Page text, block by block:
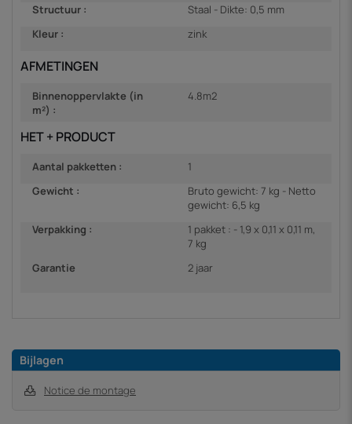
Structuur :
Staal - Dikte: 0,5 mm
Kleur :
zink
AFMETINGEN
Binnenoppervlakte (in
m²) :
4.8m2
HET + PRODUCT
Aantal pakketten :
1
Gewicht :
Bruto gewicht: 7 kg - Netto
gewicht: 6,5 kg
Verpakking :
1 pakket : - 1,9 x 0,11 x 0,11 m,
7 kg
Garantie
2 jaar
Bijlagen
Notice de montage